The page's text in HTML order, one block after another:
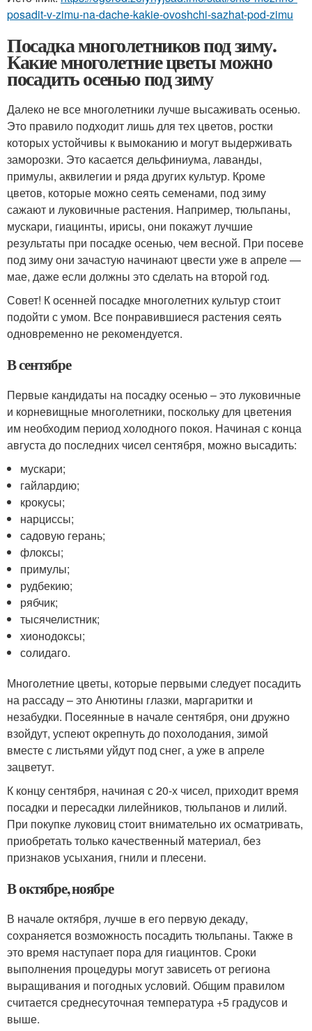
posadit-v-zimu-na-dache-kakie-ovoshchi-sazhat-pod-zimu
Посадка многолетников под зиму.
Какие многолетние цветы можно
посадить осенью под зиму
Далеко не все многолетники лучше высаживать осенью.
Это правило подходит лишь для тех цветов, ростки
которых устойчивы к вымоканию и могут выдерживать
заморозки. Это касается дельфиниума, лаванды,
примулы, аквилегии и ряда других культур. Кроме
цветов, которые можно сеять семенами, под зиму
сажают и луковичные растения. Например, тюльпаны,
мускари, гиацинты, ирисы, они покажут лучшие
результаты при посадке осенью, чем весной. При посеве
под зиму они зачастую начинают цвести уже в апреле —
мае, даже если должны это сделать на второй год.
Совет! К осенней посадке многолетних культур стоит
подойти с умом. Все понравившиеся растения сеять
одновременно не рекомендуется.
В сентябре
Первые кандидаты на посадку осенью – это луковичные
и корневищные многолетники, поскольку для цветения
им необходим период холодного покоя. Начиная с конца
августа до последних чисел сентября, можно высадить:
мускари;
гайлардию;
крокусы;
нарциссы;
садовую герань;
флоксы;
примулы;
рудбекию;
рябчик;
тысячелистник;
хионодоксы;
солидаго.
Многолетние цветы, которые первыми следует посадить
на рассаду – это Анютины глазки, маргаритки и
незабудки. Посеянные в начале сентября, они дружно
взойдут, успеют окрепнуть до похолодания, зимой
вместе с листьями уйдут под снег, а уже в апреле
зацветут.
К концу сентября, начиная с 20-х чисел, приходит время
посадки и пересадки лилейников, тюльпанов и лилий.
При покупке луковиц стоит внимательно их осматривать,
приобретать только качественный материал, без
признаков усыхания, гнили и плесени.
В октябре, ноябре
В начале октября, лучше в его первую декаду,
сохраняется возможность посадить тюльпаны. Также в
это время наступает пора для гиацинтов. Сроки
выполнения процедуры могут зависеть от региона
выращивания и погодных условий. Общим правилом
считается среднесуточная температура +5 градусов и
выше.